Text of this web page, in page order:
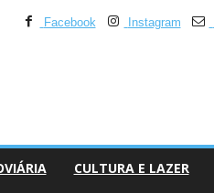
Facebook Instagram
CULTURA E LAZER